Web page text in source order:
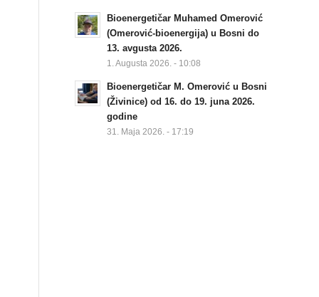
Bioenergetičar Muhamed Omerović
(Omerović-bioenergija) u Bosni do
13. avgusta 2026.
1. Augusta 2026. - 10:08
Bioenergetičar M. Omerović u Bosni
(Živinice) od 16. do 19. juna 2026.
godine
31. Maja 2026. - 17:19